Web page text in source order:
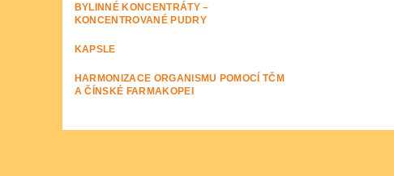
BYLINNÉ KONCENTRÁTY –
KONCENTROVANÉ PUDRY
KAPSLE
HARMONIZACE ORGANISMU POMOCÍ TČM
A ČÍNSKÉ FARMAKOPEI